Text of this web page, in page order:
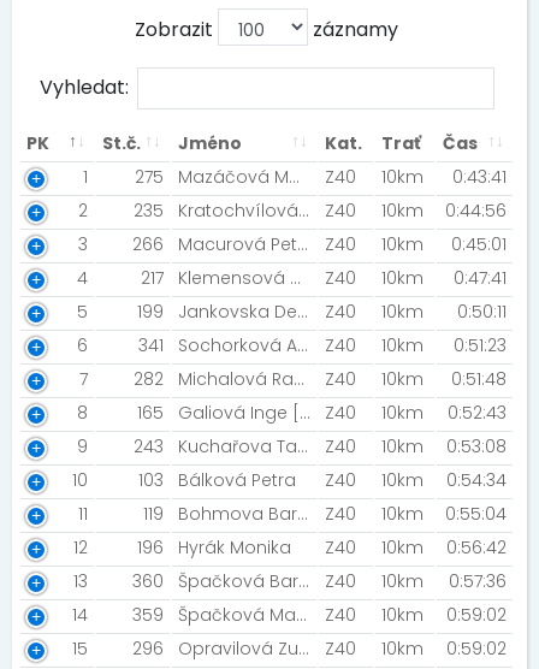
Zobrazit záznamy
Vyhledat:
PK St.č. Jméno Kat. Trať
Čas
1
275 Mazáčová Martina [NN Night Run Team] Z40 10km
0:43:41
2
235 Kratochvílová Barbara [Shikoku Valley] Z40 10km
0:44:56
3
266 Macurová Petra Z40 10km
0:45:01
4
217 Klemensová Gabriela [canicross Opava] Z40 10km
0:47:41
5
199 Jankovska Denisa [JIRKA2024] Z40 10km
0:50:11
6
341 Sochorková Aneta Z40 10km
0:51:23
7
282 Michalová Radmila [KMB team] Z40 10km
0:51:48
8
165 Galiová Inge [Stg Karviná ] Z40 10km
0:52:43
9
243 Kuchařova Tamara [Friends Forever] Z40 10km
0:53:08
10
103 Bálková Petra Z40 10km
0:54:34
11
119 Bohmova Barbora [BK Ludgeřovice] Z40 10km
0:55:04
12
196 Hyrák Monika Z40 10km
0:56:42
13
360 Špačková Barbora [Krasoběžecký spolek] Z40 10km
0:57:36
14
359 Špačková Markéta [CK FILL] Z40 10km
0:59:02
15
296 Opravilová Zuzana [CK FILL] Z40 10km
0:59:02